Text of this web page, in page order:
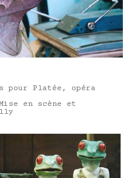
pour Platée, opéra
en scène et